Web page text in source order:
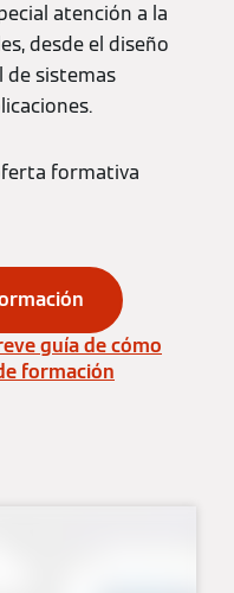
atención a la
desde el diseño
de sistemas
formativa
guía de cómo
formación